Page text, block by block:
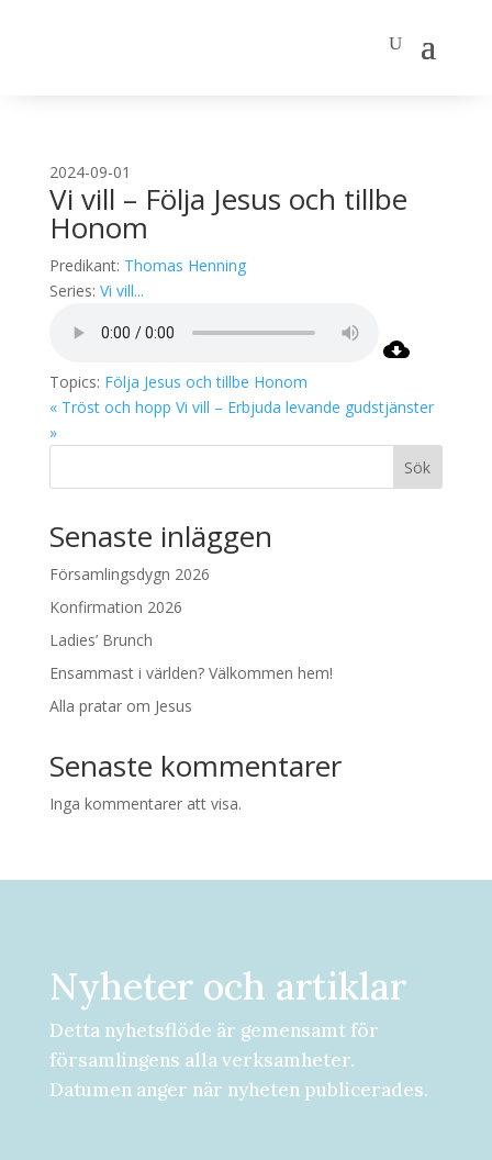
2024-09-01
Vi vill – Följa Jesus och tillbe
Honom
Predikant: Thomas Henning
Series: Vi vill...
Topics: Följa Jesus och tillbe Honom
« Tröst och hopp Vi vill – Erbjuda levande gudstjänster
»
Sök
Senaste inläggen
Församlingsdygn 2026
Konfirmation 2026
Ladies’ Brunch
Ensammast i världen? Välkommen hem!
Alla pratar om Jesus
Senaste kommentarer
Inga kommentarer att visa.
Nyheter och artiklar
Detta nyhetsflöde är gemensamt för
församlingens alla verksamheter.
Datumen anger när nyheten publicerades.